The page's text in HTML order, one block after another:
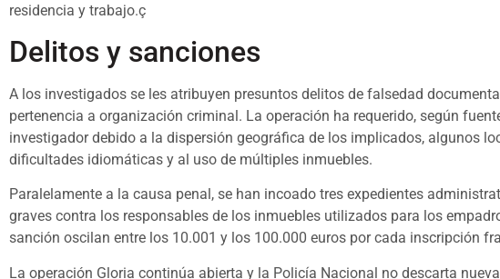
residencia y trabajo.ç
Delitos y sanciones
A los investigados se les atribuyen presuntos delitos de falsedad
pertenencia a organización criminal. La operación ha requerido, según
investigador debido a la dispersión geográfica de los implicados, algunos
dificultades idiomáticas y al uso de múltiples inmuebles.
Paralelamente a la causa penal, se han incoado tres expedientes
graves contra los responsables de los inmuebles utilizados para los
sanción oscilan entre los 10.001 y los 100.000 euros por cada inscripción
La operación Gloria continúa abierta y la Policía Nacional no descarta